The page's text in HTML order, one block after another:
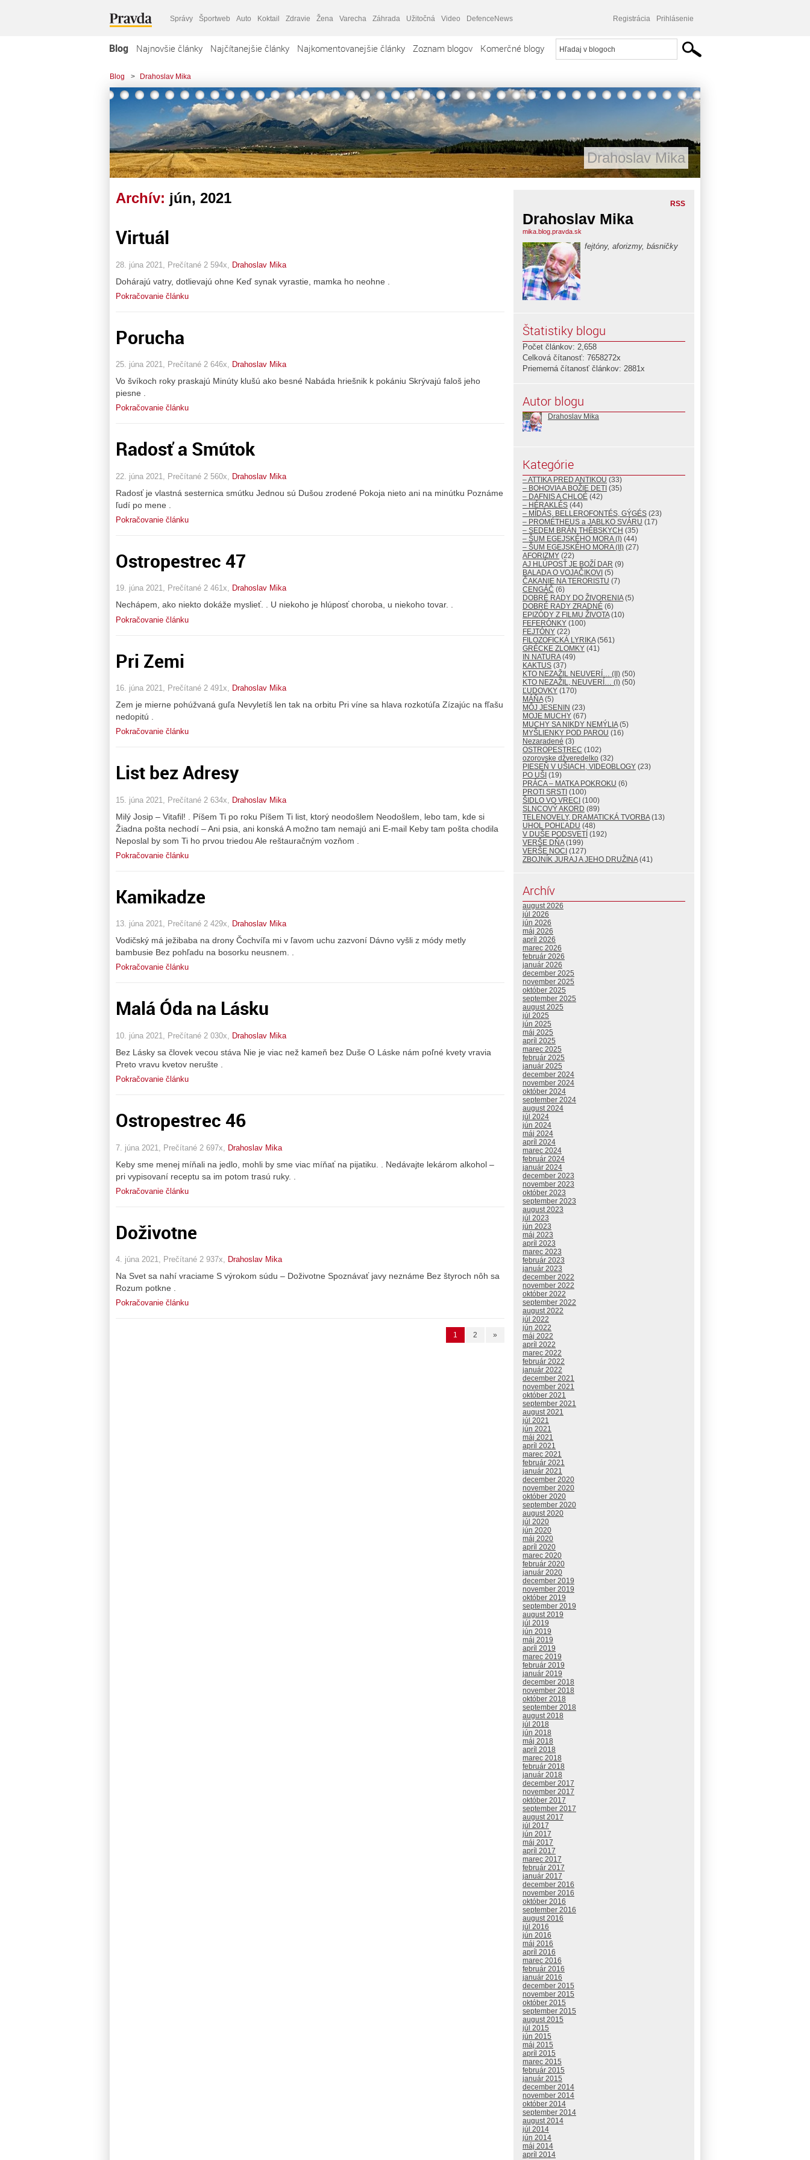
Správy Športweb Auto Koktail Zdravie Žena Varecha Záhrada Užitočná Video DefenceNews Registrácia Prihlásenie
Blog Najnovšie články Najčítanejšie články Najkomentovanejšie články Zoznam blogov Komerčné blogy
Blog > Drahoslav Mika
Drahoslav Mika
Archív: jún, 2021
Virtuál
28. júna 2021, Prečítané 2 594x, Drahoslav Mika
Dohárajú vatry, dotlievajú ohne Keď synak vyrastie, mamka ho neohne .
Pokračovanie článku
Porucha
25. júna 2021, Prečítané 2 646x, Drahoslav Mika
Vo švíkoch roky praskajú Minúty klušú ako besné Nabáda hriešnik k pokániu Skrývajú faloš jeho
piesne .
Pokračovanie článku
Radosť a Smútok
22. júna 2021, Prečítané 2 560x, Drahoslav Mika
Radosť je vlastná sesternica smútku Jednou sú Dušou zrodené Pokoja nieto ani na minútku Poznáme
ľudí po mene .
Pokračovanie článku
Ostropestrec 47
19. júna 2021, Prečítané 2 461x, Drahoslav Mika
Nechápem, ako niekto dokáže myslieť. . U niekoho je hlúposť choroba, u niekoho tovar. .
Pokračovanie článku
Pri Zemi
16. júna 2021, Prečítané 2 491x, Drahoslav Mika
Zem je mierne pohúžvaná guľa Nevyletíš len tak na orbitu Pri víne sa hlava rozkotúľa Zízajúc na fľašu
nedopitú .
Pokračovanie článku
List bez Adresy
15. júna 2021, Prečítané 2 634x, Drahoslav Mika
Milý Josip – Vitafil! . Píšem Ti po roku Píšem Ti list, ktorý neodošlem Neodošlem, lebo tam, kde si
Žiadna pošta nechodí – Ani psia, ani konská A možno tam nemajú ani E-mail Keby tam pošta chodila
Neposlal by som Ti ho prvou triedou Ale reštauračným vozňom .
Pokračovanie článku
Kamikadze
13. júna 2021, Prečítané 2 429x, Drahoslav Mika
Vodičský má ježibaba na drony Čochvíľa mi v ľavom uchu zazvoní Dávno vyšli z módy metly
bambusie Bez pohľadu na bosorku neusnem. .
Pokračovanie článku
Malá Óda na Lásku
10. júna 2021, Prečítané 2 030x, Drahoslav Mika
Bez Lásky sa človek vecou stáva Nie je viac než kameň bez Duše O Láske nám poľné kvety vravia
Preto vravu kvetov nerušte .
Pokračovanie článku
Ostropestrec 46
7. júna 2021, Prečítané 2 697x, Drahoslav Mika
Keby sme menej míňali na jedlo, mohli by sme viac míňať na pijatiku. . Nedávajte lekárom alkohol –
pri vypisovaní receptu sa im potom trasú ruky. .
Pokračovanie článku
Doživotne
4. júna 2021, Prečítané 2 937x, Drahoslav Mika
Na Svet sa nahí vraciame S výrokom súdu – Doživotne Spoznávať javy neznáme Bez štyroch nôh sa
Rozum potkne .
Pokračovanie článku
1 2 »
RSS
Drahoslav Mika
mika.blog.pravda.sk
fejtóny, aforizmy, básničky
Štatistiky blogu
Počet článkov: 2,658
Celková čítanosť: 7658272x
Priemerná čítanosť článkov: 2881x
Autor blogu
Drahoslav Mika
Kategórie
– ATTIKA PRED ANTIKOU (33)
– BOHOVIA A BOŽIE DETI (35)
– DAFNIS A CHLOÉ (42)
– HÉRAKLÉS (44)
– MÍDÁS, BELLEROFONTÉS, GÝGÉS (23)
– PROMÉTHEUS a JABLKO SVÁRU (17)
– SEDEM BRÁN THÉBSKYCH (35)
– ŠUM EGEJSKÉHO MORA (I) (44)
– ŠUM EGEJSKÉHO MORA (II) (27)
AFORIZMY (22)
AJ HLÚPOSŤ JE BOŽÍ DAR (9)
BALADA O VOJAČIKOVI (5)
ČAKANIE NA TERORISTU (7)
CENGÁČ (6)
DOBRÉ RADY DO ŽIVORENIA(5)
DOBRÉ RADY ZRADNÉ (6)
EPIZÓDY Z FILMU ŽIVOTA(10)
FEFERÓNKY (100)
FEJTÓNY (22)
FILOZOFICKÁ LYRIKA(561)
GRÉCKE ZLOMKY (41)
IN NATURA(49)
KAKTUS (37)
KTO NEZAŽIL NEUVERÍ… (II) (50)
KTO NEZAŽIL, NEUVERÍ… (I) (50)
ĽUDOVKY (170)
MÁŇA(5)
MÔJ JESENIN (23)
MOJE MUCHY (67)
MUCHY SA NIKDY NEMÝLIA(5)
MYŠLIENKY POD PAROU (16)
Nezaradené (3)
OSTROPESTREC (102)
ozorovske džveredelko (32)
PIESEŇ V UŠIACH, VIDEOBLOGY (23)
PO UŠI (19)
PRÁCA – MATKA POKROKU (6)
PROTI SRSTI (100)
ŠIDLO VO VRECI (100)
SLNCOVÝ AKORD (89)
TELENOVELY, DRAMATICKÁ TVORBA(13)
UHOL POHĽADU (48)
V DUŠE PODSVETÍ (192)
VERŠE DŇA(199)
VERŠE NOCI (127)
ZBOJNÍK JURAJ A JEHO DRUŽINA(41)
Archív
august 2026
júl 2026
jún 2026
máj 2026
apríl 2026
marec 2026
február 2026
január 2026
december 2025
november 2025
október 2025
september 2025
august 2025
júl 2025
jún 2025
máj 2025
apríl 2025
marec 2025
február 2025
január 2025
december 2024
november 2024
október 2024
september 2024
august 2024
júl 2024
jún 2024
máj 2024
apríl 2024
marec 2024
február 2024
január 2024
december 2023
november 2023
október 2023
september 2023
august 2023
júl 2023
jún 2023
máj 2023
apríl 2023
marec 2023
február 2023
január 2023
december 2022
november 2022
október 2022
september 2022
august 2022
júl 2022
jún 2022
máj 2022
apríl 2022
marec 2022
február 2022
január 2022
december 2021
november 2021
október 2021
september 2021
august 2021
júl 2021
jún 2021
máj 2021
apríl 2021
marec 2021
február 2021
január 2021
december 2020
november 2020
október 2020
september 2020
august 2020
júl 2020
jún 2020
máj 2020
apríl 2020
marec 2020
február 2020
január 2020
december 2019
november 2019
október 2019
september 2019
august 2019
júl 2019
jún 2019
máj 2019
apríl 2019
marec 2019
február 2019
január 2019
december 2018
november 2018
október 2018
september 2018
august 2018
júl 2018
jún 2018
máj 2018
apríl 2018
marec 2018
február 2018
január 2018
december 2017
november 2017
október 2017
september 2017
august 2017
júl 2017
jún 2017
máj 2017
apríl 2017
marec 2017
február 2017
január 2017
december 2016
november 2016
október 2016
september 2016
august 2016
júl 2016
jún 2016
máj 2016
apríl 2016
marec 2016
február 2016
január 2016
december 2015
november 2015
október 2015
september 2015
august 2015
júl 2015
jún 2015
máj 2015
apríl 2015
marec 2015
február 2015
január 2015
december 2014
november 2014
október 2014
september 2014
august 2014
júl 2014
jún 2014
máj 2014
apríl 2014